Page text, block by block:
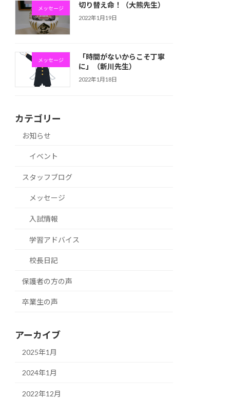
メッセージ 切り替え命！（大熊先生）
2022年1月19日
メッセージ
「時間がないからこそ丁寧
に」（新川先生）
2022年1月18日
カテゴリー
お知らせ
イベント
スタッフブログ
メッセージ
入試情報
学習アドバイス
校長日記
保護者の方の声
卒業生の声
アーカイブ
2025年1月
2024年1月
2022年12月